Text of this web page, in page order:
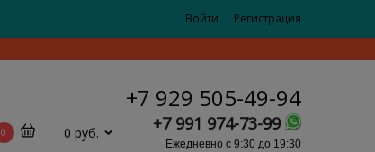
Войти Регистрация
0 0 руб.
+7 929 505-49-94
+7 991 974-73-99
Ежедневно с 9:30 до 19:30